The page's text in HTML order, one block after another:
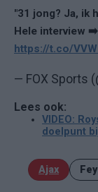
"31 jong? Ja, ik
Hele interview ➡️
https://t.co/
— FOX Sports
Lees ook:
VIDEO:
doelpunt
Ajax